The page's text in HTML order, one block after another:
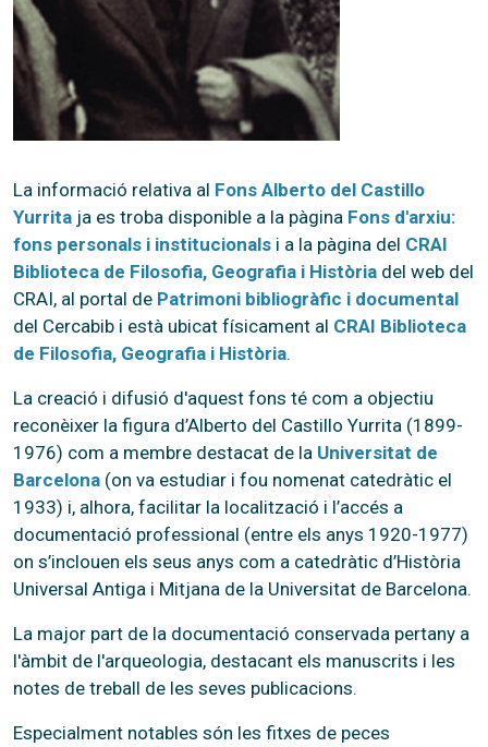
La informació relativa al Fons Alberto del Castillo
Yurrita ja es troba disponible a la pàgina Fons d'arxiu:
fons personals i institucionals i a la pàgina del CRAI
Biblioteca de Filosofia, Geografia i Història del web del
CRAI, al portal de Patrimoni bibliogràfic i documental
del Cercabib i està ubicat físicament al CRAI Biblioteca
de Filosofia, Geografia i Història.
La creació i difusió d'aquest fons té com a objectiu
reconèixer la figura d’Alberto del Castillo Yurrita (1899-
1976) com a membre destacat de la Universitat de
Barcelona (on va estudiar i fou nomenat catedràtic el
1933) i, alhora, facilitar la localització i l’accés a
documentació professional (entre els anys 1920-1977)
on s’inclouen els seus anys com a catedràtic d’Història
Universal Antiga i Mitjana de la Universitat de Barcelona.
La major part de la documentació conservada pertany a
l'àmbit de l'arqueologia, destacant els manuscrits i les
notes de treball de les seves publicacions.
Especialment notables són les fitxes de peces